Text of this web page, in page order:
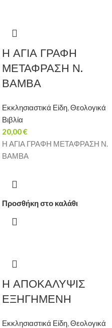
Η ΑΓΙΑ ΓΡΑΦΗ
ΜΕΤΑΦΡΑΣΗ Ν.
ΒΑΜΒΑ
Εκκλησιαστικά Είδη,Θεολογικά
Βιβλία
20,00€
Η ΑΓΙΑ ΓΡΑΦΗ ΜΕΤΑΦΡΑΣΗ Ν.
ΒΑΜΒΑ
Προσθήκη στο καλάθι
Η ΑΠΟΚΑΛΥΨΙΣ
ΕΞΗΓΗΜΕΝΗ
Εκκλησιαστικά Είδη,Θεολογικά